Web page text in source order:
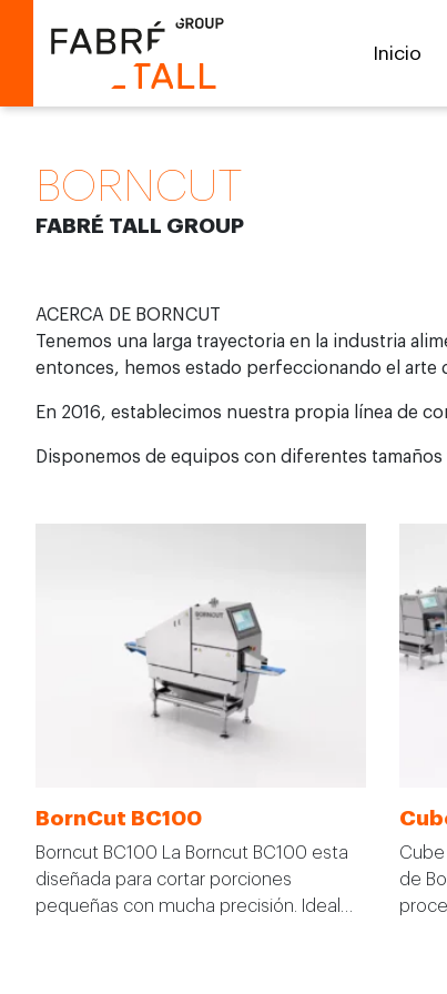
Inicio
BORNCUT
FABRÉ TALL GROUP
ACERCA DE BORNCUT
Tenemos una larga trayectoria en la industria
entonces, hemos estado perfeccionando el
En 2016, establecimos nuestra propia línea de
Disponemos de equipos con diferentes
BornCut BC100
Borncut BC100 La Borncut BC100 esta
diseñada para cortar porciones
pequeñas con mucha precisión. Ideal…
Cube
de